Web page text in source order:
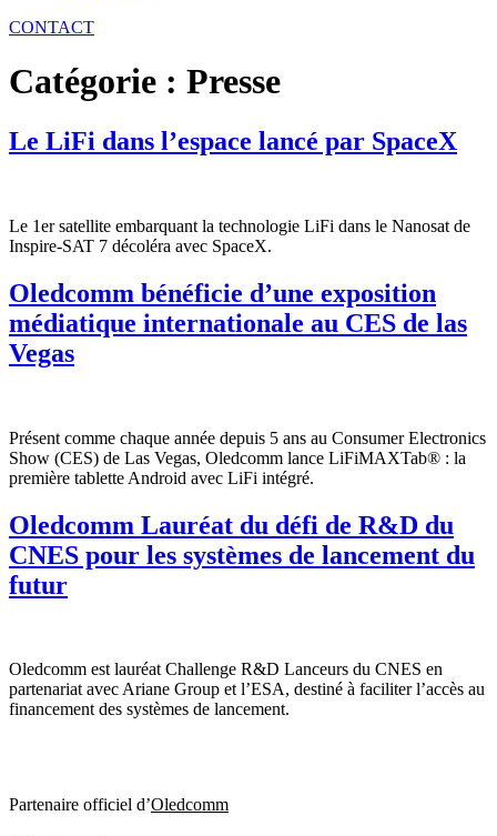
CONTACT
Catégorie : Presse
Le LiFi dans l’espace lancé par SpaceX
Le 1er satellite embarquant la technologie LiFi dans le Nanosat de
Inspire-SAT 7 décoléra avec SpaceX.
Oledcomm bénéficie d’une exposition
médiatique internationale au CES de las
Vegas
Présent comme chaque année depuis 5 ans au Consumer Electronics
Show (CES) de Las Vegas, Oledcomm lance LiFiMAXTab® : la
première tablette Android avec LiFi intégré.
Oledcomm Lauréat du défi de R&D du
CNES pour les systèmes de lancement du
futur
Oledcomm est lauréat Challenge R&D Lanceurs du CNES en
partenariat avec Ariane Group et l’ESA, destiné à faciliter l’accès au
financement des systèmes de lancement.
Partenaire officiel d’Oledcomm